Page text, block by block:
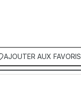
AJOUTER AUX FAVORIS